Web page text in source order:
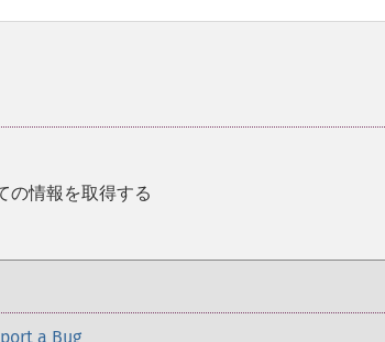
の情報を取得する
a Bug